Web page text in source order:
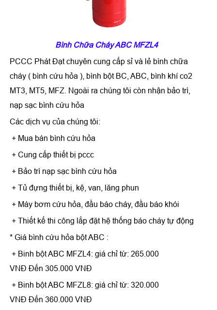
Bình Chữa Cháy ABC MFZL4
PCCC Phát Đạt chuyên cung cấp sỉ và lẻ bình chữa
cháy ( bình cứu hỏa ), bình bột BC, ABC, bình khí co2
MT3, MT5, MFZ. Ngoài ra chúng tôi còn nhận bảo trì,
nạp sạc bình cứu hỏa
Các dịch vụ của chúng tôi:
+ Mua bán bình cứu hỏa
+ Cung cấp thiết bị pccc
+ Bảo trì nạp sạc bình cứu hỏa
+ Tủ đựng thiết bị, kệ, van, lăng phun
+ Máy bơm cứu hỏa, đầu báo cháy, đầu báo khói
+ Thiết kế thi công lắp đặt hệ thống báo cháy tự động
* Giá bình cứu hỏa bột ABC :
+ Binh bột ABC MFZL4: giá chỉ từ: 265.000
VNĐ Đến 305.000 VNĐ
+ Binh bột ABC MFZL8: giá chỉ từ: 320.000
VNĐ Đến 360.000 VNĐ